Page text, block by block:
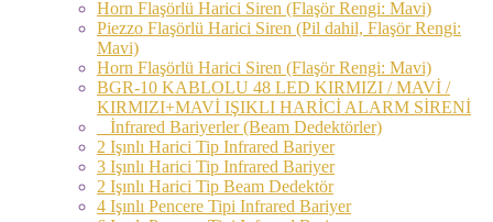
Horn Flaşörlü Harici Siren (Flaşör Rengi: Mavi)
Piezzo Flaşörlü Harici Siren (Pil dahil, Flaşör Rengi:
Mavi)
Horn Flaşörlü Harici Siren (Flaşör Rengi: Mavi)
BGR-10 KABLOLU 48 LED KIRMIZI / MAVİ /
KIRMIZI+MAVİ IŞIKLI HARİCİ ALARM SİRENİ
İnfrared Bariyerler (Beam Dedektörler)
2 Işınlı Harici Tip Infrared Bariyer
3 Işınlı Harici Tip Infrared Bariyer
2 Işınlı Harici Tip Beam Dedektör
4 Işınlı Pencere Tipi Infrared Bariyer